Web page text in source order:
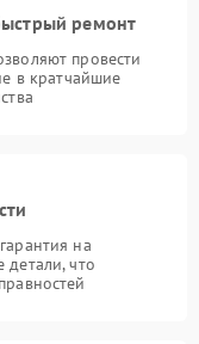
ремонт
провести
в кратчайшие
на
что